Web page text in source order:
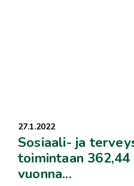
27.1.2022
Sosiaali- ja
toimintaan
vuonna...